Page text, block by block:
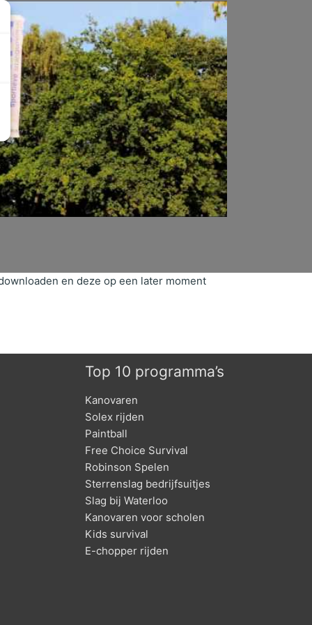
en deze op een later moment
Top 10 programma’s
Kanovaren
Solex rijden
Paintball
Free Choice Survival
Robinson Spelen
Sterrenslag bedrijfsuitjes
Slag bij Waterloo
Kanovaren voor scholen
Kids survival
E-chopper rijden